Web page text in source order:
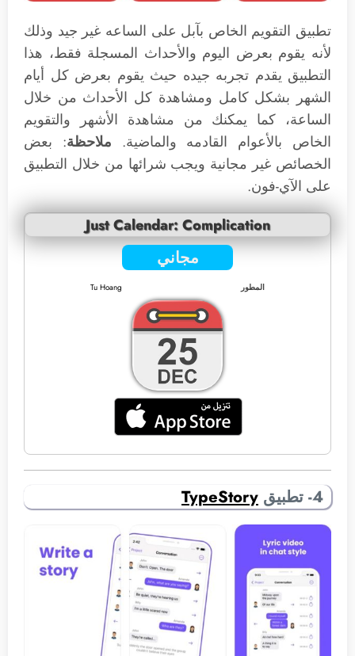
تطبيق التقويم الخاص بآبل على الساعه غير جيد وذلك
لأنه يقوم بعرض اليوم والأحداث المسجلة فقط، هذا
التطبيق يقدم تجربه جيده حيث يقوم بعرض كل أيام
الشهر بشكل كامل ومشاهدة كل الأحداث من خلال
الساعة، كما يمكنك من مشاهدة الأشهر والتقويم
الخاص بالأعوام القادمه والماضية. ملاحظة: بعض
الخصائص غير مجانية ويجب شرائها من خلال التطبيق
على الآي-فون.
Just Calendar: Complication
مجاني
المطور Tu Hoang
4- تطبيق TypeStory